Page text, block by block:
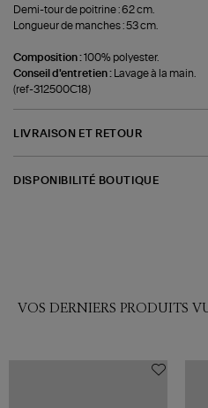
Demi-tour de poitrine : 62 cm.
Longueur de manches : 53 cm.
Composition :100% polyester.
Conseil d'entretien :
Lavage à la main.
(ref-312500C18)
LIVRAISON ET RETOUR
DISPONIBILITÉ BOUTIQUE
VOS DERNIERS PRODUITS